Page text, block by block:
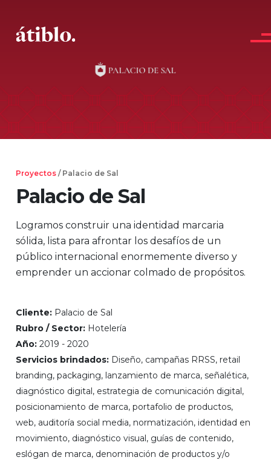
Proyectos / Palacio de Sal
Palacio de Sal
Logramos construir una identidad marcaria
sólida, lista para afrontar los desafíos de un
público internacional enormemente diverso y
emprender un accionar colmado de propósitos.
Cliente: Palacio de Sal
Rubro / Sector: Hotelería
Año: 2019 - 2020
Servicios brindados: Diseño, campañas RRSS, retail
branding, packaging, lanzamiento de marca, señalética,
diagnóstico digital, estrategia de comunicación digital,
posicionamiento de marca, portafolio de productos,
web, auditoría social media, normatización, identidad en
movimiento, diagnóstico visual, guías de contenido,
eslógan de marca, denominación de productos y/o